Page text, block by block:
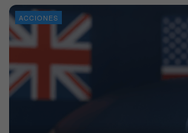
ACCIONES